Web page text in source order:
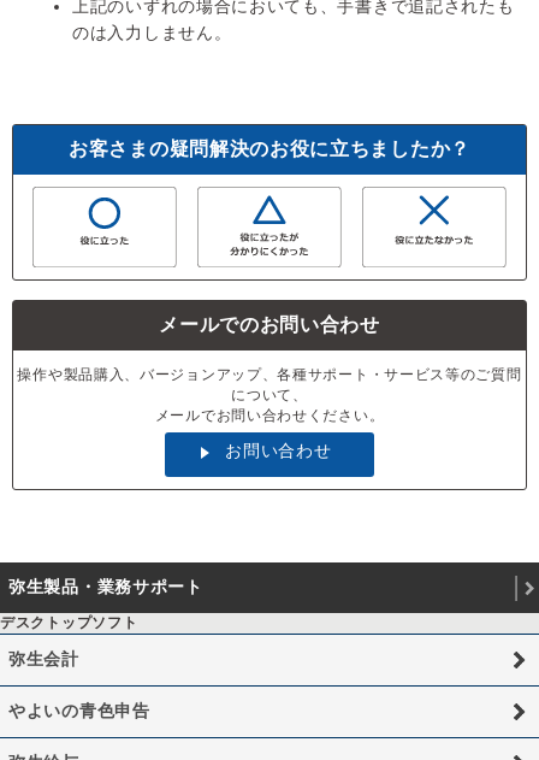
上記のいずれの場合においても、手書きで追記されたも
のは入力しません。
お客さまの疑問解決のお役に立ちましたか？
メールでのお問い合わせ
操作や製品購入、バージョンアップ、各種サポート・サービス等のご質問
について、
メールでお問い合わせください。
お問い合わせ
弥生製品・業務サポート
デスクトップソフト
弥生会計
やよいの青色申告